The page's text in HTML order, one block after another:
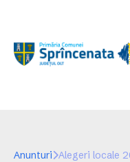
Anunturi Alegeri locale